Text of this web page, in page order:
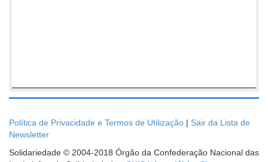
Política de Privacidade e Termos de Utilização | Sair da Lista de
Newsletter
Solidariedade © 2004-2018 Órgão da Confederação Nacional das